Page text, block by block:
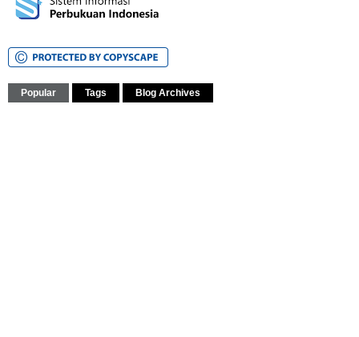
Popular Tags Blog Archives